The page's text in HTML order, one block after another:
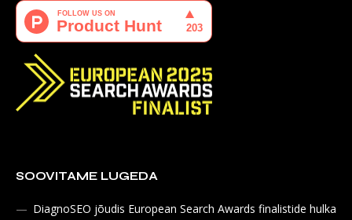
SOOVITAME LUGEDA
DiagnoSEO jõudis European Search Awards finalistide hulka